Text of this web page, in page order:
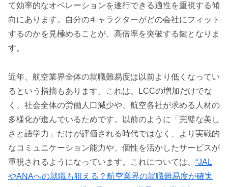
て効率的なオペレーションを遂行できる適性を重視する傾
向にあります。自分のキャラクターがどの会社にフィット
するのかを見極めることが、高倍率を突破する鍵となりま
す。
近年、航空業界全体の就職難易度は以前より低くなってい
るという指摘もあります。これは、LCCの増加だけでな
く、社会全体の労働人口減少や、航空各社が求める人材の
多様化が進んでいるためです。以前のように「完璧な美し
さと語学力」だけが評価される時代ではなく、より実戦的
なコミュニケーション能力や、個性を活かしたサービスが
重視されるようになっています。これについては、 “JAL
やANAへの就職も狙える？航空業界の就職難易度が確実